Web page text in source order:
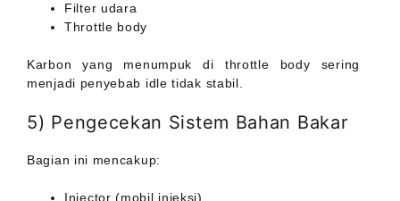
Filter udara
Throttle body
Karbon yang menumpuk di throttle body sering
menjadi penyebab idle tidak stabil.
5) Pengecekan Sistem Bahan Bakar
Bagian ini mencakup:
Injector (mobil injeksi)